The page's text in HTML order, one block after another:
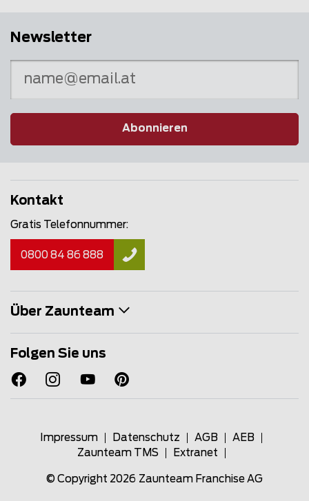
Newsletter
Abonnieren
Kontakt
Gratis Telefonnummer:
0800 84 86 888
Über Zaunteam
Folgen Sie uns
Impressum Datenschutz AGB
AEB
Zaunteam TMS
Extranet
© Copyright 2026 Zaunteam Franchise AG